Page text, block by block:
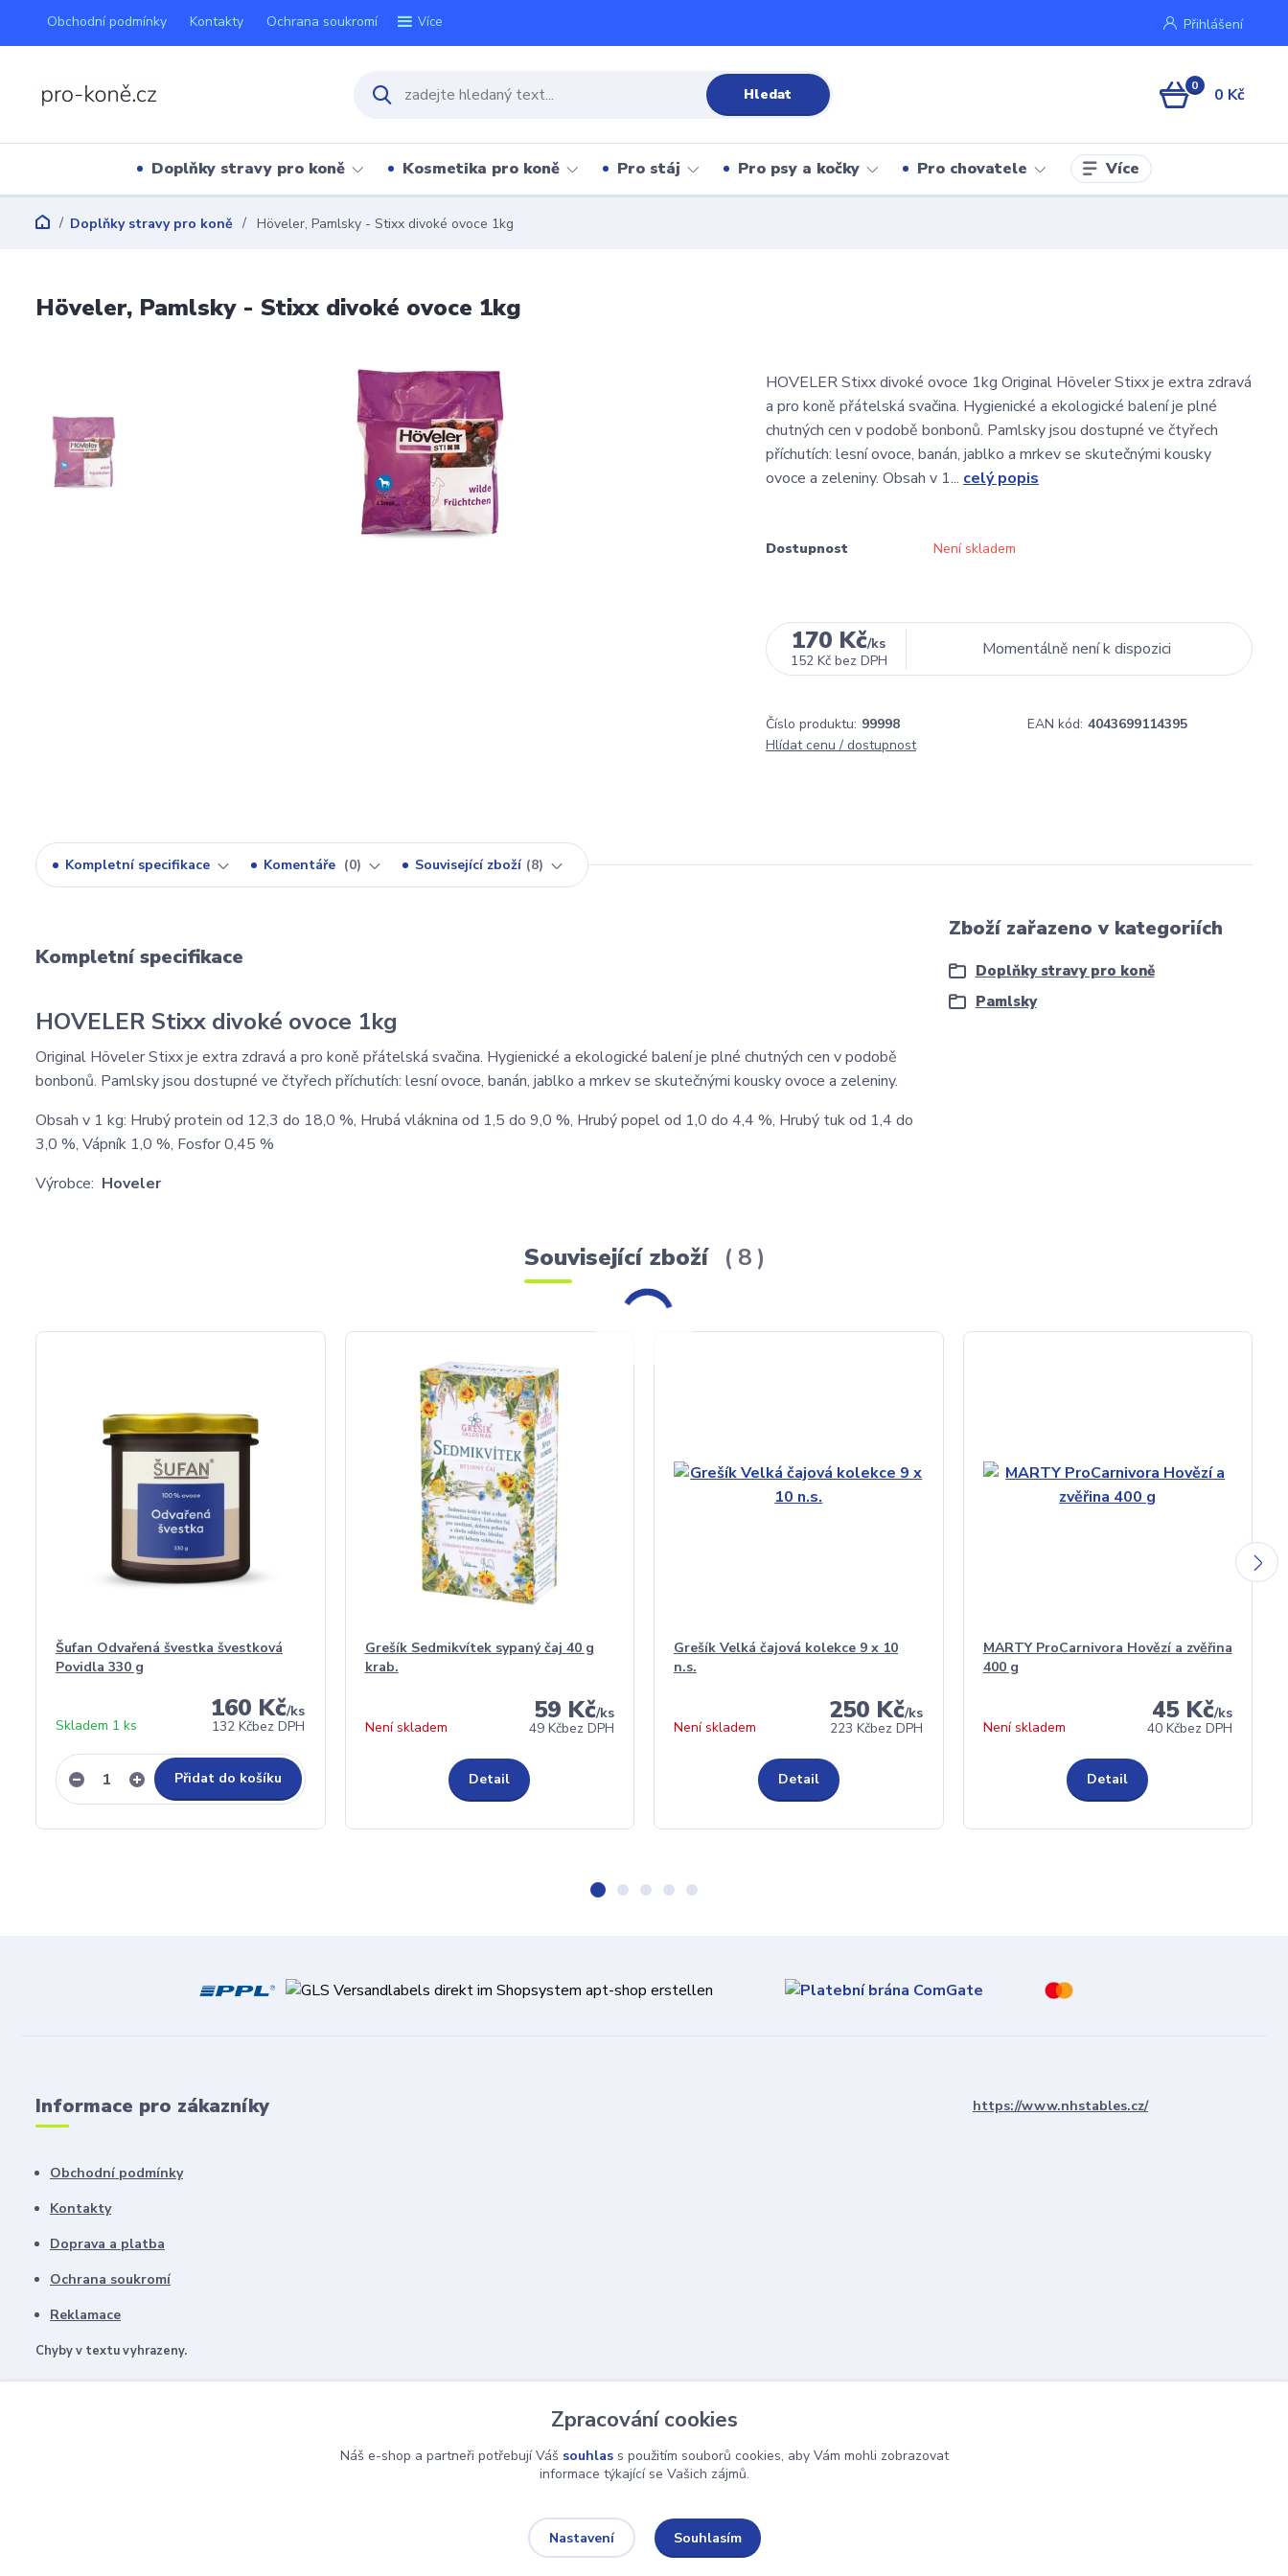
Obchodní podmínky Kontakty Ochrana soukromí Více Přihlášení
Hledat 0 0 Kč
Doplňky stravy pro koně Kosmetika pro koně Pro stáj Pro psy a kočky Pro chovatele Více
Doplňky stravy pro koně Höveler, Pamlsky - Stixx divoké ovoce 1kg
Höveler, Pamlsky - Stixx divoké ovoce 1kg
HOVELER Stixx divoké ovoce 1kg Original Höveler Stixx je extra zdravá
a pro koně přátelská svačina. Hygienické a ekologické balení je plné
chutných cen v podobě bonbonů. Pamlsky jsou dostupné ve čtyřech
příchutích: lesní ovoce, banán, jablko a mrkev se skutečnými kousky
ovoce a zeleniny. Obsah v 1... celý popis
Dostupnost Není skladem
170 Kč/ks
152 Kč bez DPH
Momentálně není k dispozici
Číslo produktu: 99998 EAN kód: 4043699114395
Hlídat cenu / dostupnost
Kompletní specifikace Komentáře 0 Související zboží 8
Kompletní specifikace
HOVELER Stixx divoké ovoce 1kg
Original Höveler Stixx je extra zdravá a pro koně přátelská svačina. Hygienické a ekologické balení je plné chutných cen v podobě
bonbonů. Pamlsky jsou dostupné ve čtyřech příchutích: lesní ovoce, banán, jablko a mrkev se skutečnými kousky ovoce a zeleniny.
Obsah v 1 kg: Hrubý protein od 12,3 do 18,0 %, Hrubá vláknina od 1,5 do 9,0 %, Hrubý popel od 1,0 do 4,4 %, Hrubý tuk od 1,4 do
3,0 %, Vápník 1,0 %, Fosfor 0,45 %
Výrobce: Hoveler
Zboží zařazeno v kategoriích
Doplňky stravy pro koně
Pamlsky
Související zboží 8
Šufan Odvařená švestka švestková
Povidla 330 g
160 Kč/ks
132 Kčbez DPH
Skladem 1 ks
Přidat do košíku
Grešík Sedmikvítek sypaný čaj 40 g
krab.
59 Kč/ks
49 Kčbez DPH
Není skladem
Detail
Grešík Velká čajová kolekce 9 x 10
n.s.
250 Kč/ks
223 Kčbez DPH
Není skladem
Detail
MARTY ProCarnivora Hovězí a zvěřina
400 g
45 Kč/ks
40 Kčbez DPH
Není skladem
Detail
Informace pro zákazníky
Obchodní podmínky
Kontakty
Doprava a platba
Ochrana soukromí
Reklamace
Chyby v textu vyhrazeny.
https://www.nhstables.cz/
Zpracování cookies
Náš e-shop a partneři potřebují Váš souhlass použitím souborů cookies, aby Vám mohli zobrazovat
informace týkající se Vašich zájmů.
Nastavení Souhlasím